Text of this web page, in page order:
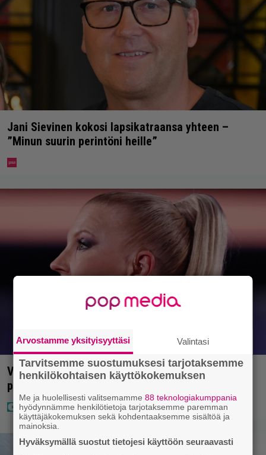
Jani Sievinen kokosi lapsikatraansa yhteen –
”Minun suurin perintöni heille”
Vappu Pimiä sai huonoa palvelua ravintolassa –
pettyi siellä kahteen asiaan
Arvostamme yksityisyyttäsi Valintasi
Tarvitsemme suostumuksesi tarjotaksemme
henkilökohtaisen käyttökokemuksen
Me ja huolellisesti valitsemamme88 teknologiakumppania
hyödynnämme henkilötietoja tarjotaksemme paremman
käyttäjäkokemuksen sekä kohdentaaksemme sisältöä ja
mainoksia.
Hyväksymällä suostut tietojesi käyttöön seuraavasti